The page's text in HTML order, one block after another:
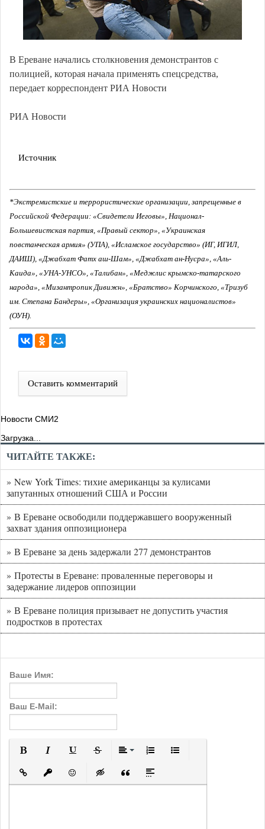
В Ереване начались столкновения демонстрантов с
полицией, которая начала применять спецсредства,
передает корреспондент РИА Новости
РИА Новости
Источник
*Экстремистские и террористические организации, запрещенные в
Российской Федерации: «Свидетели Иеговы», Национал-
Большевистская партия, «Правый сектор», «Украинская
повстанческая армия» (УПА), «Исламское государство» (ИГ, ИГИЛ,
ДАИШ), «Джабхат Фатх аш-Шам», «Джабхат ан-Нусра», «Аль-
Каида», «УНА-УНСО», «Талибан», «Меджлис крымско-татарского
народа», «Мизантропик Дивижн», «Братство» Корчинского, «Тризуб
им. Степана Бандеры», «Организация украинских националистов»
(ОУН).
Оставить комментарий
Новости СМИ2
Загрузка...
ЧИТАЙТЕ ТАКЖЕ:
» New York Times: тихие американцы за кулисами
запутанных отношений США и России
» В Ереване освободили поддержавшего вооруженный
захват здания оппозиционера
» В Ереване за день задержали 277 демонстрантов
» Протесты в Ереване: проваленные переговоры и
задержание лидеров оппозиции
» В Ереване полиция призывает не допустить участия
подростков в протестах
Ваше Имя:
Ваш E-Mail:
Вставить ссылку
Вставить защищенную ссылку
Вставить смайлик
Вставка скрытого текста
Вставка цитаты
Вставка спойлера